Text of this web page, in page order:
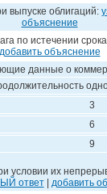
выпуске облигаций:
объяснение
по истечении
добавить объяснение
данные о
3
6
9
условии их
ответ| добавить